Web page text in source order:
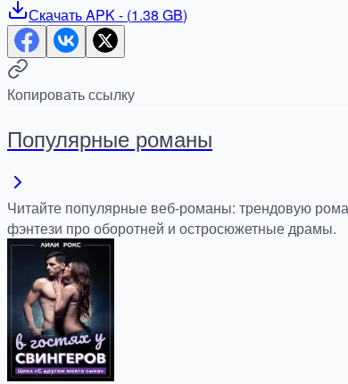
СкачатьAPK- (1.38 GB)
Копировать ссылку
Популярные романы
Читайте популярные веб-романы: трендовую
фэнтези про оборотней и остросюжетные драмы.